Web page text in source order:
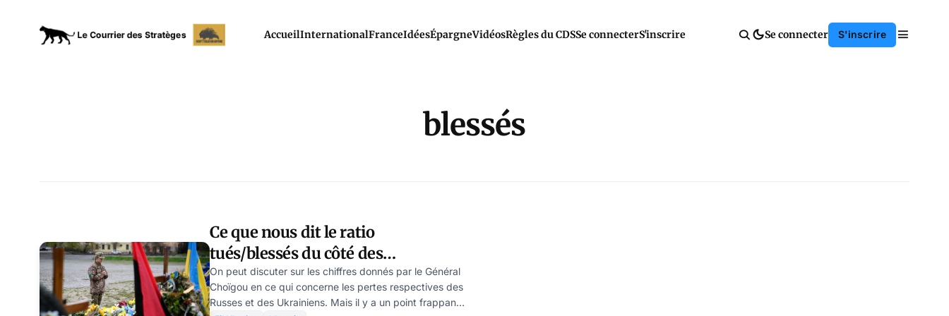
AccueilInternationalFranceIdéesÉpargneVidéosRègles du CDSSe connecterS'inscrire Se connecter S'inscrire
blessés
Ce que nous dit le ratio
tués/blessés du côté des
Ukrainiens sur les opérations
militaires en cours
On peut discuter sur les chiffres donnés par le Général
Choïgou en ce qui concerne les pertes respectives des
Russes et des Ukrainiens. Mais il y a un point frappant